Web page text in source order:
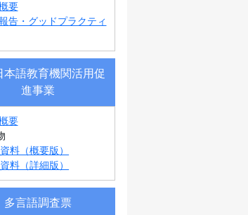
要
告・グッドプラクティ
本語教育機関活用促
進事業
要
料（概要版）
料（詳細版）
多言語調査票